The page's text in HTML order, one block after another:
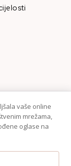
vaše online
mrežama,
oglase na